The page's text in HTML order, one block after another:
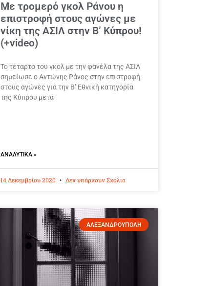
Με τρομερό γκολ Ράνου η
επιστροφή στους αγώνες με
νίκη της ΑΣΙΛ στην Β’ Κύπρου!
(+video)
Το τέταρτο του γκολ με την φανέλα της ΑΣΙΛ
σημείωσε ο Αντώνης Ράνος στην επιστροφή
στους αγώνες για την Β’ Εθνική κατηγορία
της Κύπρου μετά
ΑΝΑΛΥΤΙΚΆ »
14 Δεκεμβρίου 2020 Δεν υπάρχουν Σχόλια
ΑΛΕΞΑΝΔΡΟΥΠΟΛΗ